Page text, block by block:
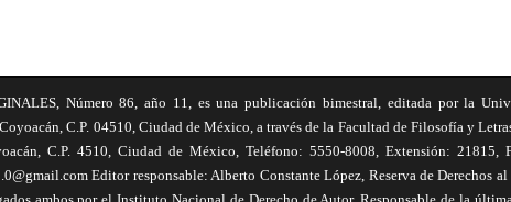
Número 86, año 11, es una publicación bimestral, editada por la
C.P. 04510, Ciudad de México, a través de la Facultad de Filosofía y
C.P. 4510, Ciudad de México, Teléfono: 5550-8008, Extensión: 21815,
Editor responsable: Alberto Constante López, Reserva de Derechos